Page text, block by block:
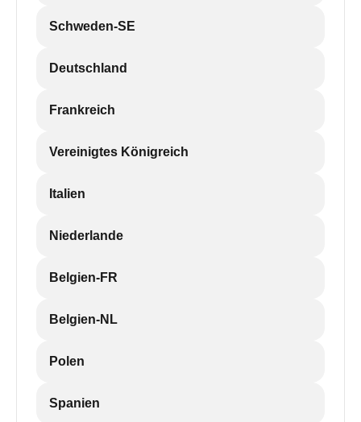
Schweden-SE
Deutschland
Frankreich
Vereinigtes Königreich
Italien
Niederlande
Belgien-FR
Belgien-NL
Polen
Spanien